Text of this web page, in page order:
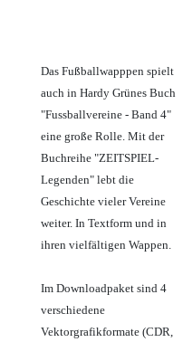
Das Fußballwapppen spielt
auch in Hardy Grünes Buch
"Fussballvereine - Band 4"
eine große Rolle. Mit der
Buchreihe "ZEITSPIEL-
Legenden" lebt die
Geschichte vieler Vereine
weiter. In Textform und in
ihren vielfältigen Wappen.
Im Downloadpaket sind 4
verschiedene
Vektorgrafikformate (CDR,